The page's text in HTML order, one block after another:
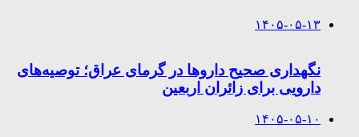
۱۴۰۵-۰۵-۱۳
نگهداری صحیح داروها در گرمای عراق؛ توصیه‌های
دارویی برای زائران اربعین
۱۴۰۵-۰۵-۱۰